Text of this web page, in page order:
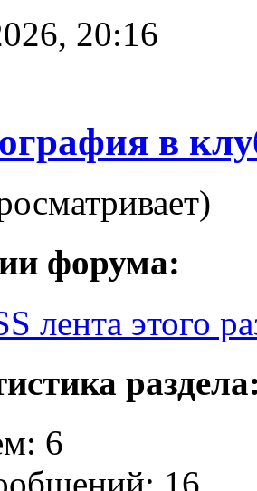
20:16
в
форума:
лента этого
6